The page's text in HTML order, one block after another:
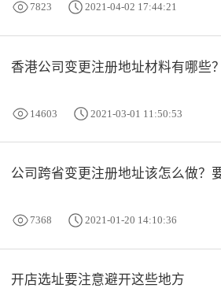
7823 2021-04-02 17:44:21
香港公司变更注册地址材料有哪些
14603 2021-03-01 11:50:53
公司跨省变更注册地址该怎么做？
7368 2021-01-20 14:10:36
开店选址要注意避开这些地方